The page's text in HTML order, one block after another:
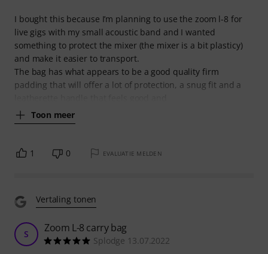
I bought this because I’m planning to use the zoom l-8 for
live gigs with my small acoustic band and I wanted
something to protect the mixer (the mixer is a bit plasticy)
and make it easier to transport.
The bag has what appears to be a good quality firm
padding that will offer a lot of protection, a snug fit and a
Toon meer
1 0 EVALUATIE MELDEN
Vertaling tonen
S Zoom L-8 carry bag
Splodge 13.07.2022